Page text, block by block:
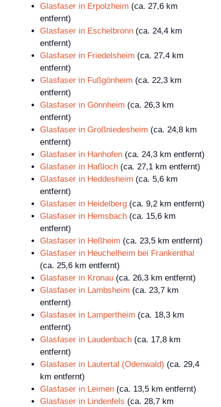
Glasfaser in Erpolzheim (ca. 27,6 km
entfernt)
Glasfaser in Eschelbronn (ca. 24,4 km
entfernt)
Glasfaser in Friedelsheim (ca. 27,4 km
entfernt)
Glasfaser in Fußgönheim (ca. 22,3 km
entfernt)
Glasfaser in Gönnheim (ca. 26,3 km
entfernt)
Glasfaser in Großniedesheim (ca. 24,8 km
entfernt)
Glasfaser in Hanhofen (ca. 24,3 km entfernt)
Glasfaser in Haßloch (ca. 27,1 km entfernt)
Glasfaser in Heddesheim (ca. 5,6 km
entfernt)
Glasfaser in Heidelberg (ca. 9,2 km entfernt)
Glasfaser in Hemsbach (ca. 15,6 km
entfernt)
Glasfaser in Heßheim (ca. 23,5 km entfernt)
Glasfaser in Heuchelheim bei Frankenthal
(ca. 25,6 km entfernt)
Glasfaser in Kronau (ca. 26,3 km entfernt)
Glasfaser in Lambsheim (ca. 23,7 km
entfernt)
Glasfaser in Lampertheim (ca. 18,3 km
entfernt)
Glasfaser in Laudenbach (ca. 17,8 km
entfernt)
Glasfaser in Lautertal (Odenwald) (ca. 29,4
km entfernt)
Glasfaser in Leimen (ca. 13,5 km entfernt)
Glasfaser in Lindenfels (ca. 28,7 km